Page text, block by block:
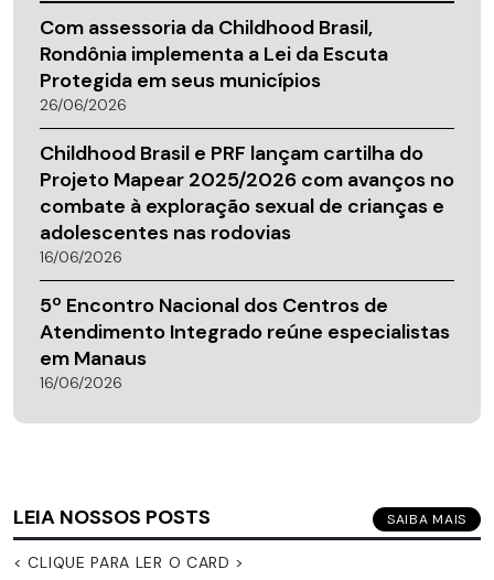
Com assessoria da Childhood Brasil,
Rondônia implementa a Lei da Escuta
Protegida em seus municípios
26/06/2026
Childhood Brasil e PRF lançam cartilha do
Projeto Mapear 2025/2026 com avanços no
combate à exploração sexual de crianças e
adolescentes nas rodovias
16/06/2026
5º Encontro Nacional dos Centros de
Atendimento Integrado reúne especialistas
em Manaus
16/06/2026
LEIA NOSSOS POSTS SAIBA MAIS
< CLIQUE PARA LER O CARD >